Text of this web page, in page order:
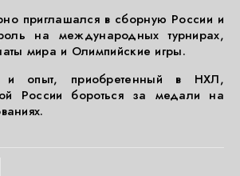
приглашался в сборную России и
на международных турнирах,
мира и Олимпийские игры.
и опыт, приобретенный в НХЛ,
России бороться за медали на